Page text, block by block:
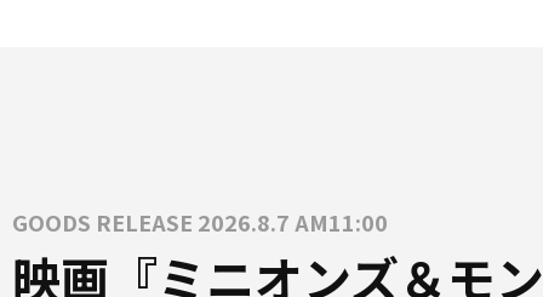
GOODS RELEASE 2026.8.7 AM11:00
映画『ミニオンズ＆モン